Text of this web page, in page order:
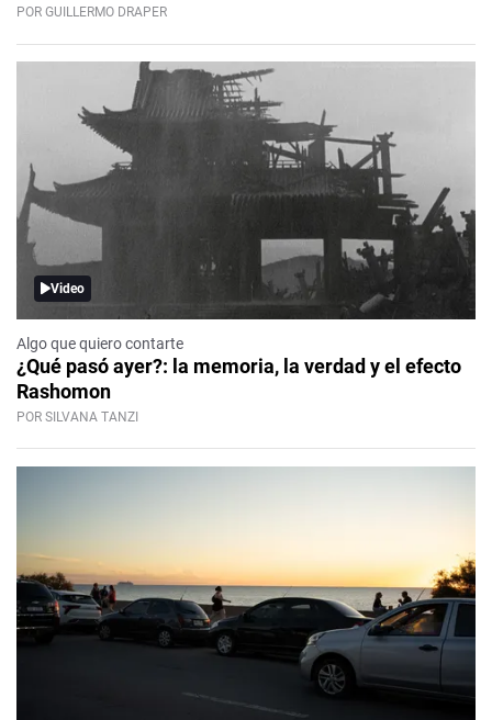
POR GUILLERMO DRAPER
Video
Algo que quiero contarte
¿Qué pasó ayer?: la memoria, la verdad y el efecto
Rashomon
POR SILVANA TANZI